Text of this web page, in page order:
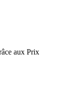
aux Prix